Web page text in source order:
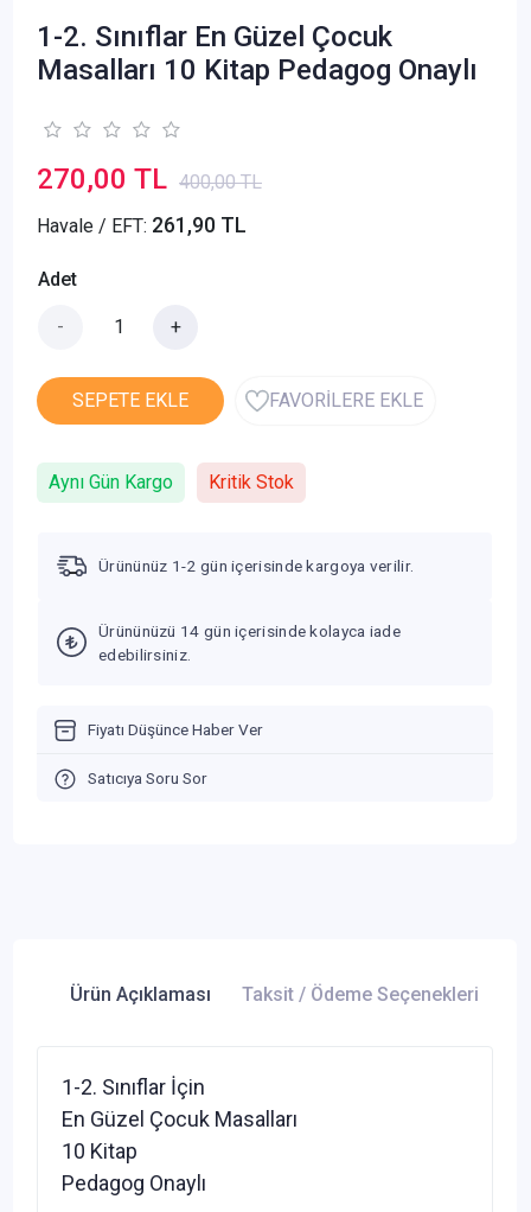
1-2. Sınıflar En Güzel Çocuk
Masalları 10 Kitap Pedagog Onaylı
270,00 TL 400,00 TL
Havale / EFT: 261,90 TL
Adet
- +
SEPETE EKLE FAVORİLERE EKLE
Aynı Gün Kargo Kritik Stok
Ürününüz 1-2 gün içerisinde kargoya verilir.
Ürününüzü 14 gün içerisinde kolayca iade
edebilirsiniz.
Fiyatı Düşünce Haber Ver
Satıcıya Soru Sor
Ürün Açıklaması Taksit / Ödeme Seçenekleri
1-2. Sınıflar İçin
En Güzel Çocuk Masalları
10 Kitap
Pedagog Onaylı